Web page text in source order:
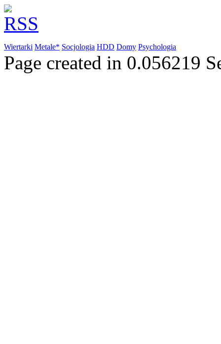
Wiertarki Metale* Socjologia HDD Domy Psychologia
Page created in 0.056219